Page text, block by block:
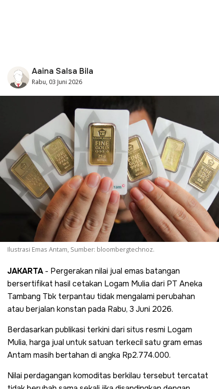
Aaina Salsa Bila
Rabu, 03 Juni 2026
Ilustrasi Emas Antam, Sumber: bloombergtechnoz.
JAKARTA- Pergerakan nilai jual emas batangan
bersertifikat hasil cetakan Logam Mulia dari PT Aneka
Tambang Tbk terpantau tidak mengalami perubahan
atau berjalan konstan pada Rabu, 3 Juni 2026.
Berdasarkan publikasi terkini dari situs resmi Logam
Mulia, harga jual untuk satuan terkecil satu gram emas
Antam masih bertahan di angka Rp2.774.000.
Nilai perdagangan komoditas berkilau tersebut tercatat